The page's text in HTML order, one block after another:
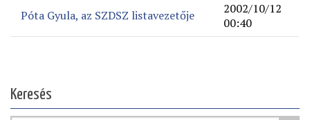
Póta Gyula, az SZDSZ listavezetője
2002/10/12
00:40
Keresés